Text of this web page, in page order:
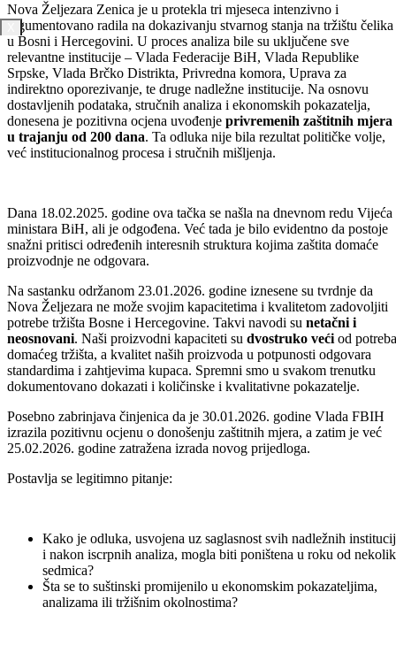
Nova Željezara Zenica je u protekla tri mjeseca intenzivno i
argumentovano radila na dokazivanju stvarnog stanja na tržištu čelika
u Bosni i Hercegovini. U proces analiza bile su uključene sve
relevantne institucije – Vlada Federacije BiH, Vlada Republike
Srpske, Vlada Brčko Distrikta, Privredna komora, Uprava za
indirektno oporezivanje, te druge nadležne institucije. Na osnovu
dostavljenih podataka, stručnih analiza i ekonomskih pokazatelja,
donesena je pozitivna ocjena uvođenje privremenih zaštitnih mjera
u trajanju od 200 dana. Ta odluka nije bila rezultat političke volje,
već institucionalnog procesa i stručnih mišljenja.
Dana 18.02.2025. godine ova tačka se našla na dnevnom redu Vijeća
ministara BiH, ali je odgođena. Već tada je bilo evidentno da postoje
snažni pritisci određenih interesnih struktura kojima zaštita domaće
proizvodnje ne odgovara.
Na sastanku održanom 23.01.2026. godine iznesene su tvrdnje da
Nova Željezara ne može svojim kapacitetima i kvalitetom zadovoljiti
potrebe tržišta Bosne i Hercegovine. Takvi navodi su netačni i
neosnovani. Naši proizvodni kapaciteti su dvostruko veći od potreba
domaćeg tržišta, a kvalitet naših proizvoda u potpunosti odgovara
standardima i zahtjevima kupaca. Spremni smo u svakom trenutku
dokumentovano dokazati i količinske i kvalitativne pokazatelje.
Posebno zabrinjava činjenica da je 30.01.2026. godine Vlada FBIH
izrazila pozitivnu ocjenu o donošenju zaštitnih mjera, a zatim je već
25.02.2026. godine zatražena izrada novog prijedloga.
Postavlja se legitimno pitanje:
Kako je odluka, usvojena uz saglasnost svih nadležnih
i nakon iscrpnih analiza, mogla biti poništena u roku od
sedmica?
Šta se to suštinski promijenilo u ekonomskim pokazateljima,
analizama ili tržišnim okolnostima?